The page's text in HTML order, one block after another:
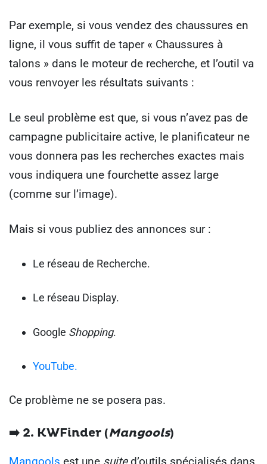
Par exemple, si vous vendez des chaussures en
ligne, il vous suffit de taper « Chaussures à
talons » dans le moteur de recherche, et l’outil va
vous renvoyer les résultats suivants :
Le seul problème est que, si vous n’avez pas de
campagne publicitaire active, le planificateur ne
vous donnera pas les recherches exactes mais
vous indiquera une fourchette assez large
(comme sur l’image).
Mais si vous publiez des annonces sur :
Le réseau de Recherche.
Le réseau Display.
Google Shopping.
YouTube.
Ce problème ne se posera pas.
➡️ 2. KWFinder (Mangools)